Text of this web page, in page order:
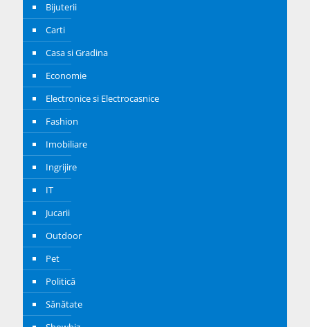
Bijuterii
Carti
Casa si Gradina
Economie
Electronice si Electrocasnice
Fashion
Imobiliare
Ingrijire
IT
Jucarii
Outdoor
Pet
Politică
Sănătate